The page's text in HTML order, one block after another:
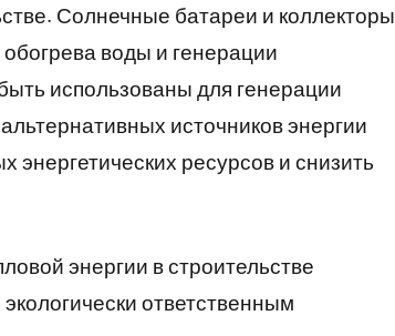
Солнечные батареи и коллекторы
воды и генерации
использованы для генерации
источников энергии
энергетических ресурсов и снизить
энергии в строительстве
ответственным